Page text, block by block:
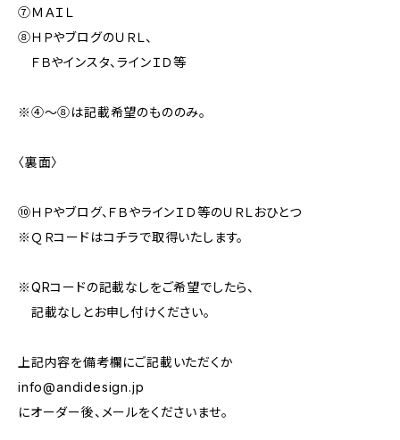
⑦ＭＡＩＬ
⑧ＨＰやブログのＵＲＬ、
ＦＢやインスタ、ラインＩＤ等
※④～⑧は記載希望のもののみ。
〈裏面〉
⑩ＨＰやブログ、ＦＢやラインＩＤ等のＵＲＬおひとつ
※ＱＲコードはコチラで取得いたします。
※QRコードの記載なしをご希望でしたら、
記載なしとお申し付けください。
上記内容を備考欄にご記載いただくか
info@andidesign.jp
にオーダー後、メールをくださいませ。